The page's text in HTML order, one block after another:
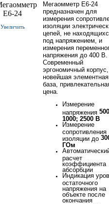
Увеличить
Мегаомметр Е6-24
предназначен для
измерения
изоляции
цепей, не
под напряжением, и
измерения
напряжения до 400 В.
Современный
эргономичный корпус,
новейшая элементная
база,
цена.
Измерение
напряжения
1000; 2500 В
Измерение
сопротивления
изоляции до
ГОм
расчет
коэффициента
абсорбции
Индикация
остаточного
напряжения на
объекте после
окончания